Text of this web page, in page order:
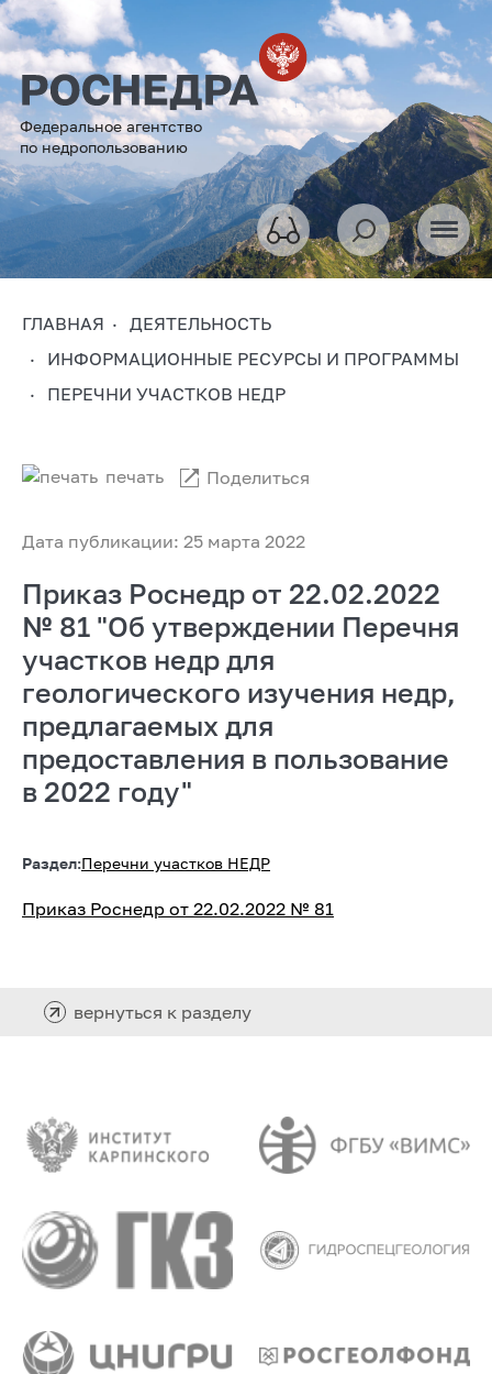
Федеральное агентство
по недропользованию
ГЛАВНАЯ
ДЕЯТЕЛЬНОСТЬ
ИНФОРМАЦИОННЫЕ РЕСУРСЫ И ПРОГРАММЫ
ПЕРЕЧНИ УЧАСТКОВ НЕДР
Дата публикации: 25 марта 2022
печать Поделиться
Приказ Роснедр от 22.02.2022
№ 81 "Об утверждении Перечня
участков недр для
геологического изучения недр,
предлагаемых для
предоставления в пользование
в 2022 году"
Раздел:Перечни участков НЕДР
Приказ Роснедр от 22.02.2022 № 81
вернуться к разделу